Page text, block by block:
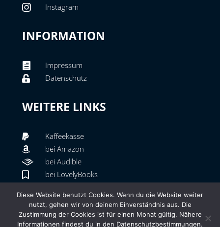
 Instagram
INFORMATION
 Impressum
 Datenschutz
WEITERE LINKS
 Kaffeekasse
 bei Amazon
 bei Audible
 bei LovelyBooks
 Der Club der Selfpublisher
Diese Website benutzt Cookies. Wenn du die Website weiter
nutzt, gehen wir von deinem Einverständnis aus. Die
Zustimmung der Cookies ist für einen Monat gültig. Nähere
Informationen findest du in den Datenschutzbestimmungen.